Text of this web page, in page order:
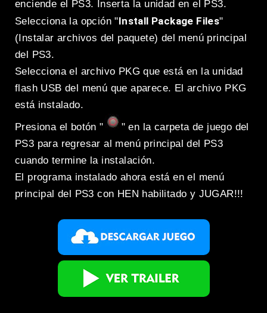
enciende el PS3. Inserta la unidad en el PS3.
Selecciona la opción "Install Package Files"
(Instalar archivos del paquete) del menú principal
del PS3.
Selecciona el archivo PKG que está en la unidad
flash USB del menú que aparece. El archivo PKG
está instalado.
Presiona el botón "
" en la carpeta de juego del
PS3 para regresar al menú principal del PS3
cuando termine la instalación.
El programa instalado ahora está en el menú
principal del PS3 con HEN habilitado y JUGAR!!!